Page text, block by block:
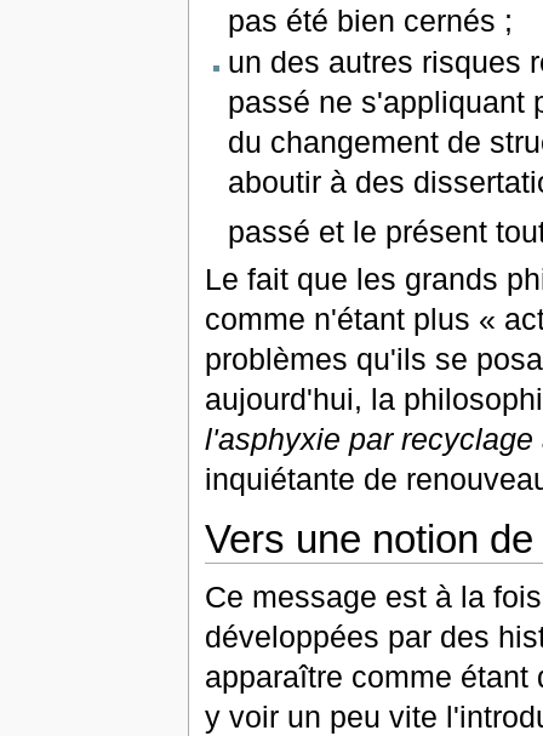
pas été bien cernés ;
un des autres risques
passé ne s'appliquant
du changement de
aboutir à des
passé et le présent
Le fait que les grands
comme n'étant plus «
problèmes qu'ils se
aujourd'hui, la
l'asphyxie par recyclage
inquiétante de
Vers une notion
Ce message est à la
développées par des
apparaître comme étant
y voir un peu vite